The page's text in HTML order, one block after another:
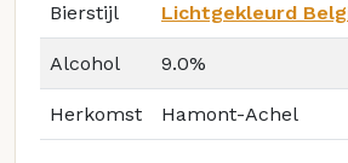
Bierstijl Lichtgekleurd
Alcohol 9.0%
Herkomst Hamont-Achel